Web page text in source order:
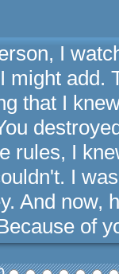
I
might add.
that I
rules, I
I
And now,
of